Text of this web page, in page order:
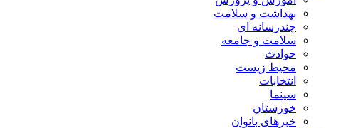
بهداشت و سلامت
چندرسانه ای
سلامت و جامعه
حوادث
محیط زیست
انتخابات
سینما
خوزستان
خبرهای بانوان